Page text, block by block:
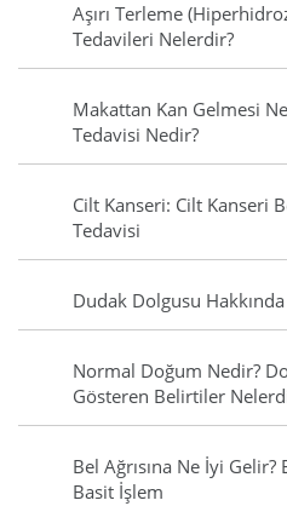
Aşırı Terleme
Tedavileri Nelerdir?
Makattan Kan Gelmesi
Tedavisi Nedir?
Cilt Kanseri: Cilt Kanseri
Tedavisi
Dudak Dolgusu
Normal Doğum Nedir?
Gösteren Belirtiler
Bel Ağrısına Ne İyi
Basit İşlem